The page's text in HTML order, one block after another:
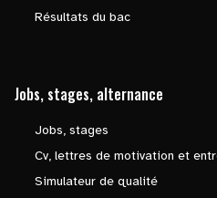
Résultats du bac
Jobs, stages, alternance
Jobs, stages
Cv, lettres de motivation et
Simulateur de qualité